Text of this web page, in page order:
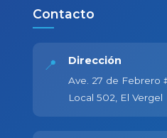
Contacto
📍 Dirección
Ave. 27 de Febrero
Local 502, El Vergel